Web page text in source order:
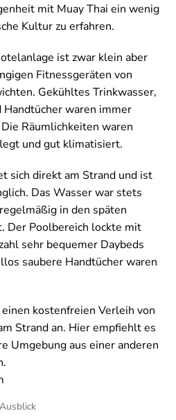
mit Muay Thai ein wenig
Kultur zu erfahren.
ist zwar klein aber
Fitnessgeräten von
Gekühltes Trinkwasser,
waren immer
Räumlichkeiten waren
und gut klimatisiert.
sich direkt am Strand und ist
Das Wasser war stets
in den späten
Der Poolbereich lockte mit
sehr bequemer Daybeds
saubere Handtücher waren
kostenfreien Verleih von
Strand an. Hier empfiehlt es
Umgebung aus einer anderen